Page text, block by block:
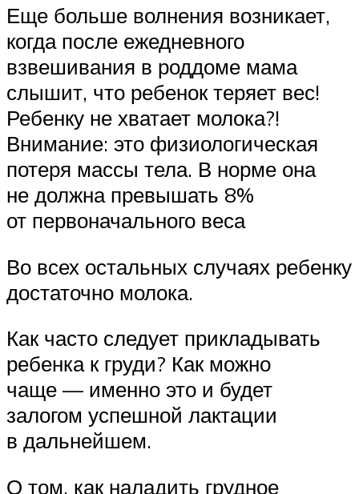
Еще больше волнения возникает,
когда после ежедневного
взвешивания в роддоме мама
слышит, что ребенок теряет вес!
Ребенку не хватает молока?!
Внимание: это физиологическая
потеря массы тела. В норме она
не должна превышать 8%
от первоначального веса
Во всех остальных случаях ребенку
достаточно молока.
Как часто следует прикладывать
ребенка к груди? Как можно
чаще — именно это и будет
залогом успешной лактации
в дальнейшем.
О том, как наладить грудное